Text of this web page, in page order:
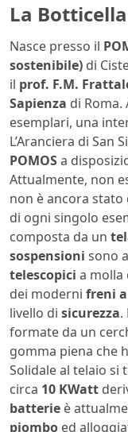
La
Nasce presso il
sostenibile) di
il prof. F.M.
Sapienza di
esemplari, una
L’Aranciera di San
POMOSa
Attualmente, non
non è ancora
di ogni singolo
composta da un
sospensioni sono
telescopici a molla
dei moderni freni
livello di sicurezza.
formate da un
gomma piena che
Solidale al telaio si
circa 10 KWatt
batterie è
piombo ed